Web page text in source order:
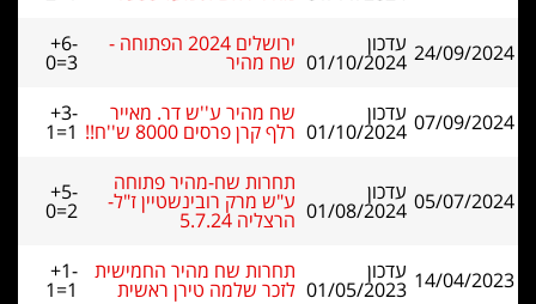
24/09/2024 עדכון
01/10/2024
ירושלים 2024 הפתוחה -
שח מהיר
+6-
0=3
07/09/2024 עדכון
01/10/2024
שח מהיר ע''ש דר. מאייר
רלף קרן פרסים 8000 ש''ח!!
+3-
1=1
05/07/2024 עדכון
01/08/2024
תחרות שח-מהיר פתוחה
ע"ש מרק רובינשטיין ז"ל-
הרצליה 5.7.24
+5-
0=2
14/04/2023 עדכון
01/05/2023
תחרות שח מהיר החמישית
לזכר שלמה טירן ראשית
+1-
1=1